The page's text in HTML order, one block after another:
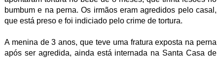
bumbum e na perna. Os irmãos eram agredidos pelo casal,
que está preso e foi indiciado pelo crime de tortura.
A menina de 3 anos, que teve uma fratura exposta na perna
após ser agredida, ainda está internada na Santa Casa de